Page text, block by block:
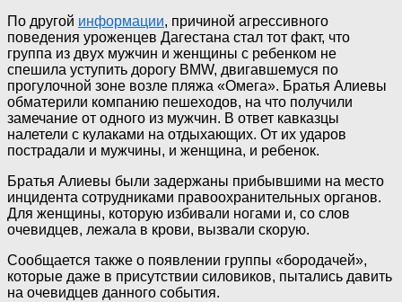
По другой информации, причиной агрессивного
поведения уроженцев Дагестана стал тот факт, что
группа из двух мужчин и женщины с ребенком не
спешила уступить дорогу BMW, двигавшемуся по
прогулочной зоне возле пляжа «Омега». Братья Алиевы
обматерили компанию пешеходов, на что получили
замечание от одного из мужчин. В ответ кавказцы
налетели с кулаками на отдыхающих. От их ударов
пострадали и мужчины, и женщина, и ребенок.
Братья Алиевы были задержаны прибывшими на место
инцидента сотрудниками правоохранительных органов.
Для женщины, которую избивали ногами и, со слов
очевидцев, лежала в крови, вызвали скорую.
Сообщается также о появлении группы «бородачей»,
которые даже в присутствии силовиков, пытались давить
на очевидцев данного события.